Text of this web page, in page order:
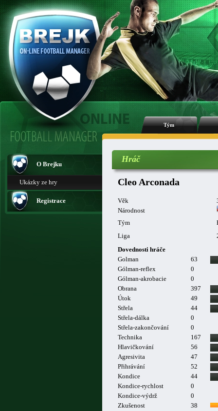
Tým
O Brejku
Ukázky ze hry
Registrace
Hráč
Cleo Arconada
Věk
Národnost
Tým
Liga
Dovednosti hráče
Golman
63
Gólman-reflex
0
Gólman-akrobacie
0
Obrana
397
Útok
49
Střela
44
Střela-dálka
0
Střela-zakončování
0
Technika
167
Hlavičkování
56
Agresivita
47
Přihrávání
52
Kondice
44
Kondice-rychlost
0
Kondice-výdrž
0
Zkušenost
38